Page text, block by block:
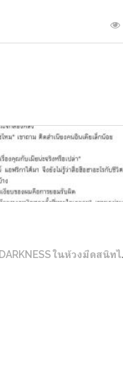
ในห้วงมืดสนิทไม่มิดแสง